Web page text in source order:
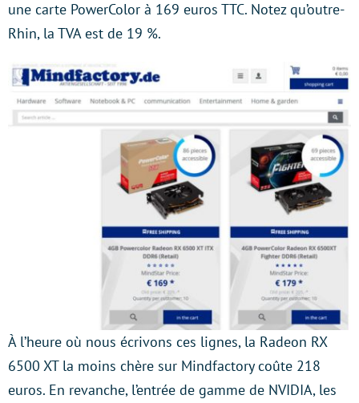
une carte PowerColor à 169 euros TTC. Notez qu’outre-
Rhin, la TVA est de 19 %.
À l’heure où nous écrivons ces lignes, la Radeon RX
6500 XT la moins chère sur Mindfactory coûte 218
euros. En revanche, l’entrée de gamme de NVIDIA, les